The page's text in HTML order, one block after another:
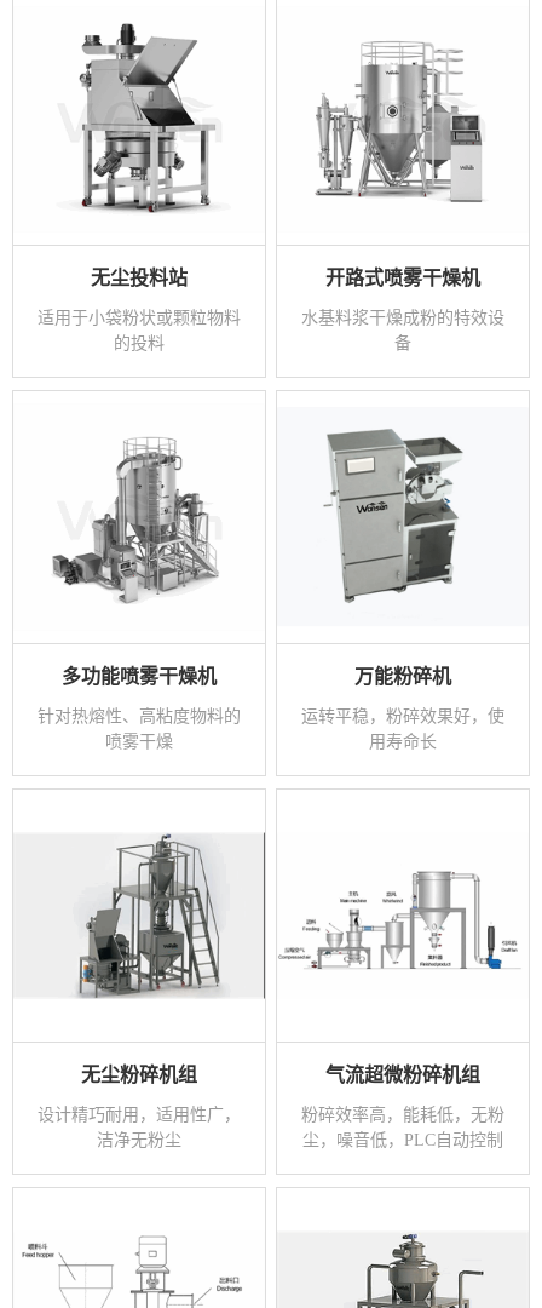
无尘投料站
适用于小袋粉状或颗粒物料
的投料
开路式喷雾干燥机
水基料浆干燥成粉的特效设
备
多功能喷雾干燥机
针对热熔性、高粘度物料的
喷雾干燥
万能粉碎机
运转平稳，粉碎效果好，使
用寿命长
无尘粉碎机组
设计精巧耐用，适用性广，
洁净无粉尘
气流超微粉碎机组
粉碎效率高，能耗低，无粉
尘，噪音低，PLC自动控制